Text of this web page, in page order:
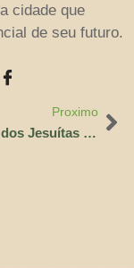
cidade que
de seu futuro.
Proximo
Provincial dos Jesuítas do Brasil realiza visita ao Núcleo Apostólico Manaus